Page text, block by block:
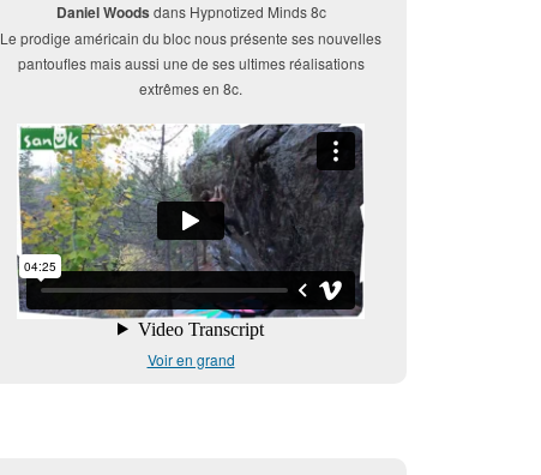
Daniel Woods dans Hypnotized Minds 8c
Le prodige américain du bloc nous présente ses nouvelles
pantoufles mais aussi une de ses ultimes réalisations
extrêmes en 8c.
Voir en grand